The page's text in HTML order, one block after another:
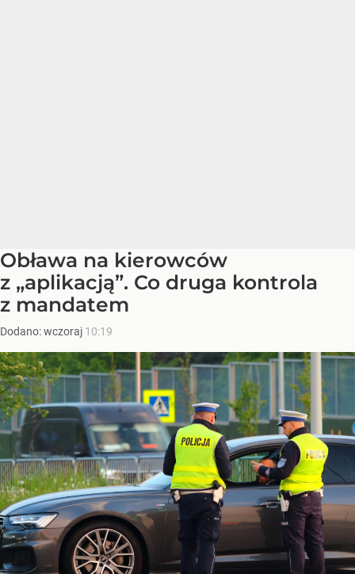
Obława na kierowców
z „aplikacją”. Co druga kontrola
z mandatem
Dodano:wczoraj 10:19